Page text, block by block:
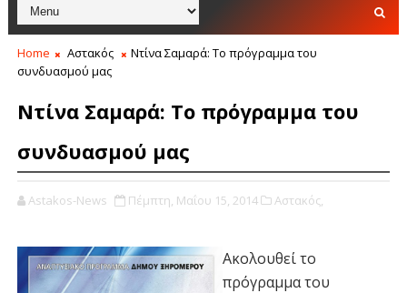
Home Αστακός
Ντίνα Σαμαρά: Το πρόγραμμα του
συνδυασμού μας
Ντίνα Σαμαρά: Το πρόγραμμα του
συνδυασμού μας
Astakos-News Πέμπτη, Μαΐου 15, 2014 Αστακός,
Ακολουθεί το
πρόγραμμα του